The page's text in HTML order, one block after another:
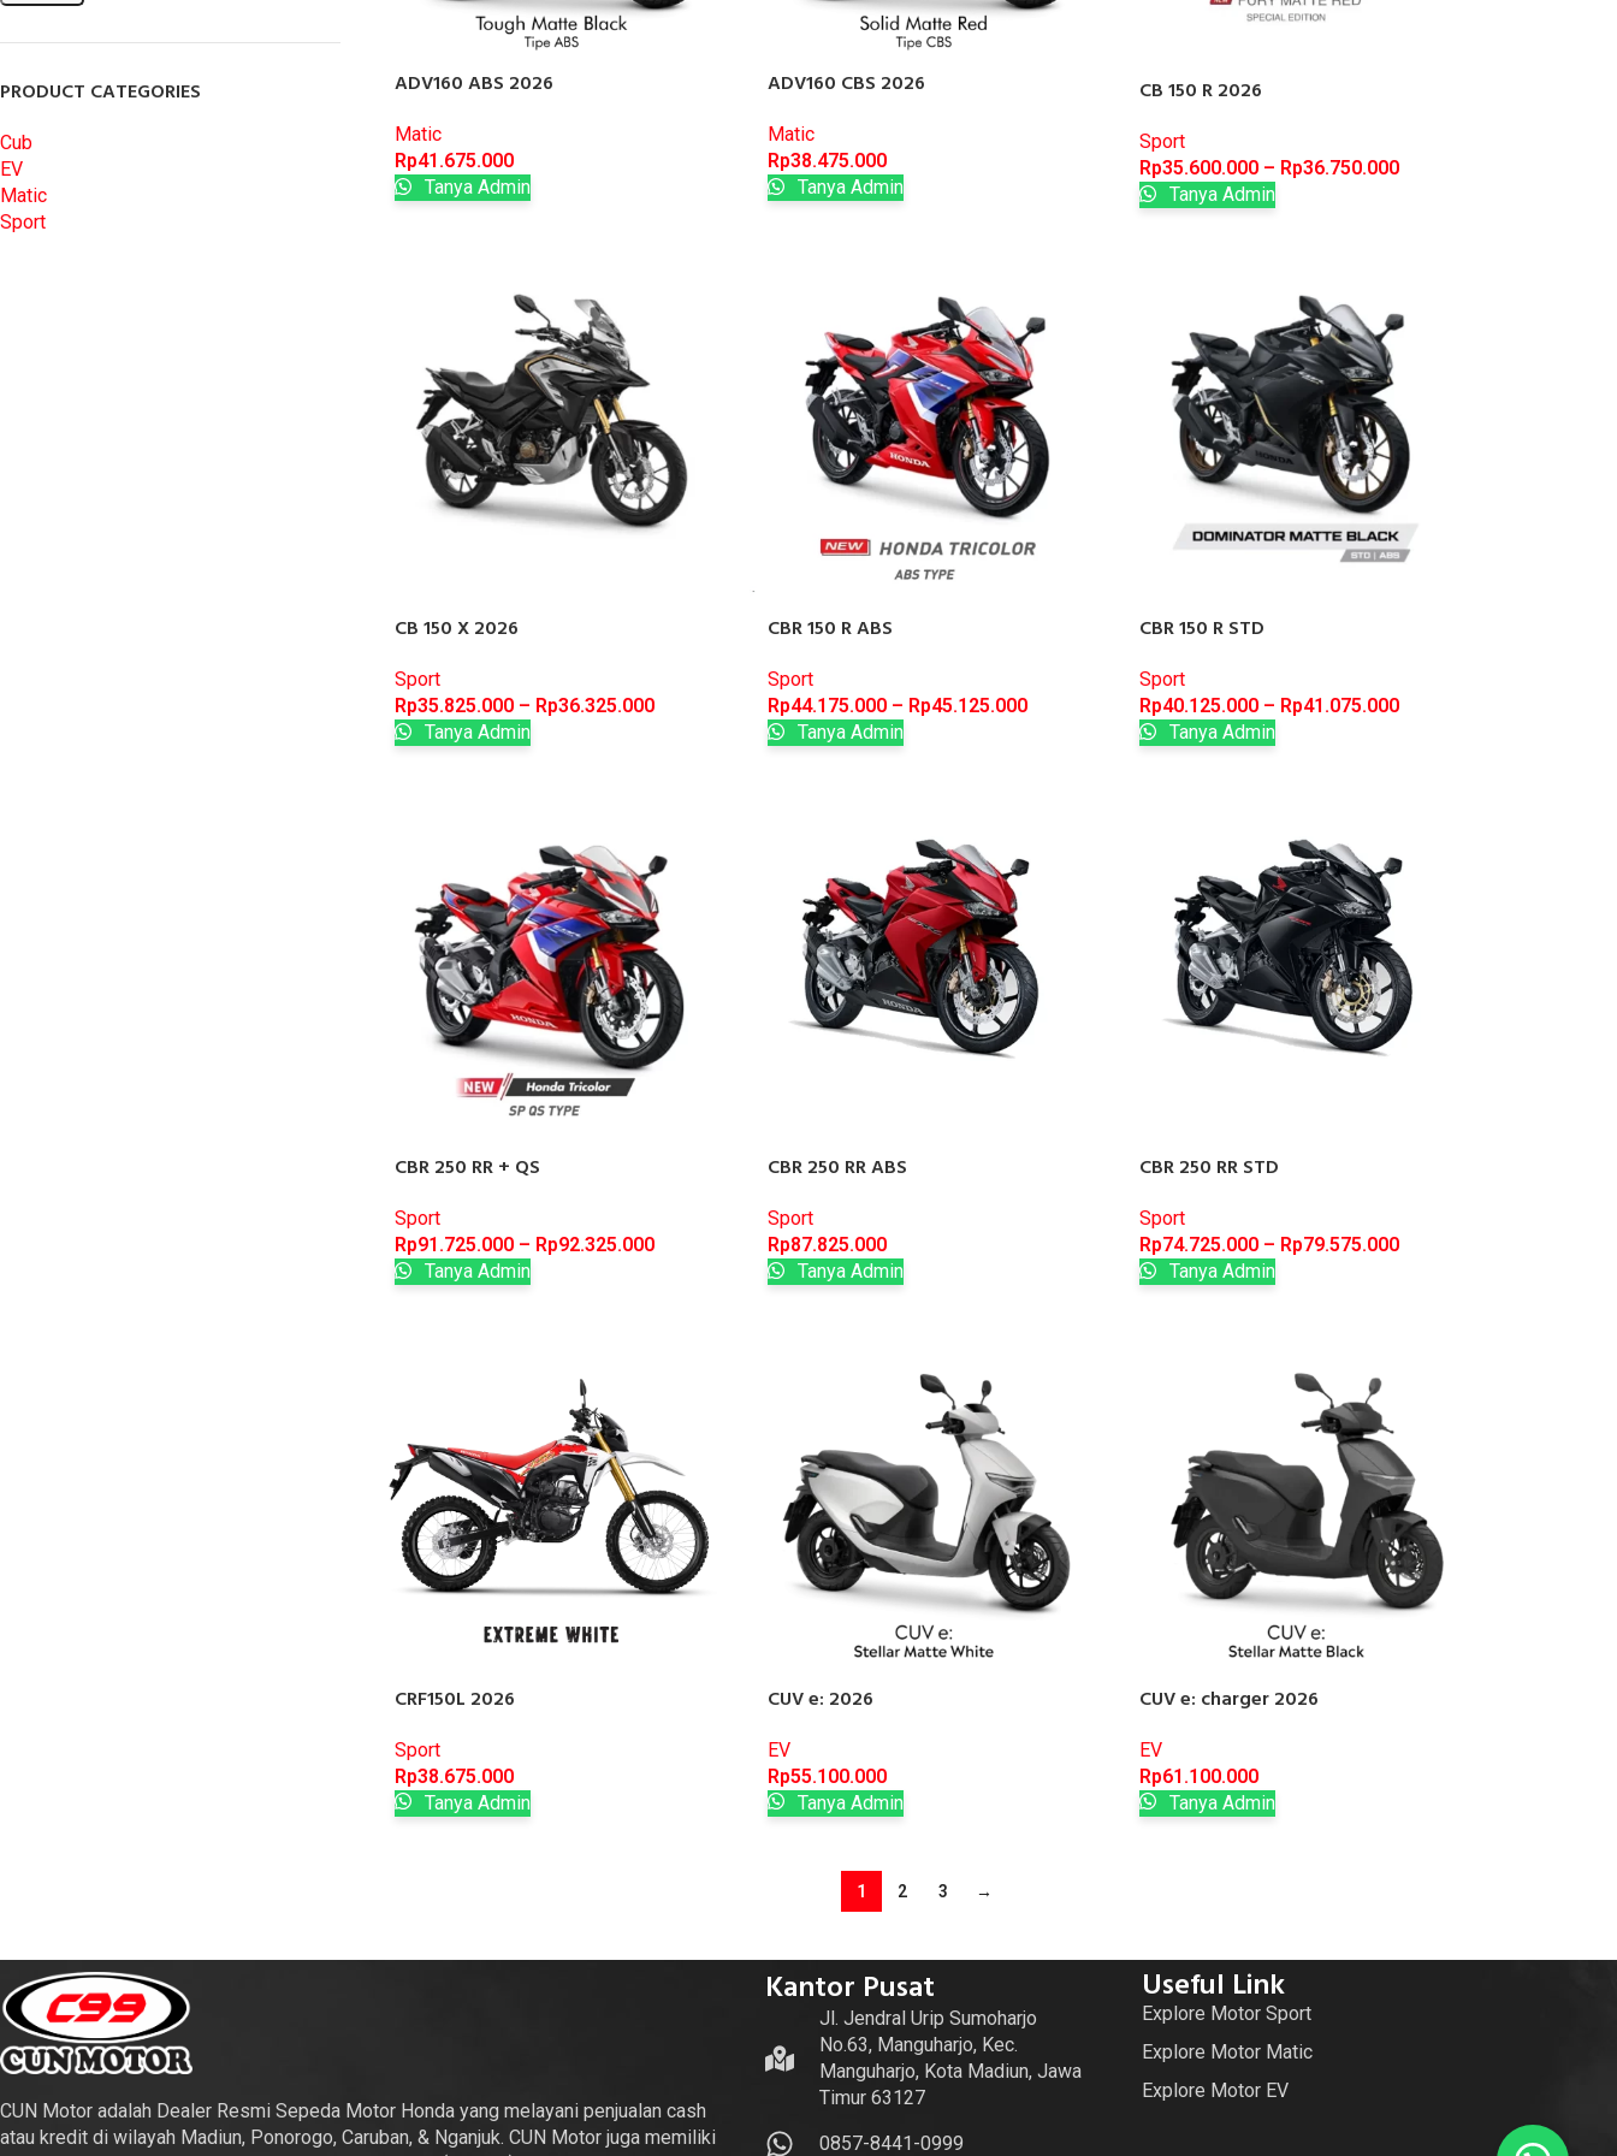
PRODUCT CATEGORIES
Cub
EV
Matic
Sport
ADV160 ABS 2026
Matic
Rp41.675.000
Tanya Admin
ADV160 CBS 2026
Matic
Rp38.475.000
Tanya Admin
CB 150 R 2026
Sport
Rp35.600.000 – Rp36.750.000
Tanya Admin
CB 150 X 2026
Sport
Rp35.825.000 – Rp36.325.000
Tanya Admin
CBR 150 R ABS
Sport
Rp44.175.000 – Rp45.125.000
Tanya Admin
CBR 150 R STD
Sport
Rp40.125.000 – Rp41.075.000
Tanya Admin
CBR 250 RR + QS
Sport
Rp91.725.000 – Rp92.325.000
Tanya Admin
CBR 250 RR ABS
Sport
Rp87.825.000
Tanya Admin
CBR 250 RR STD
Sport
Rp74.725.000 – Rp79.575.000
Tanya Admin
CRF150L 2026
Sport
Rp38.675.000
Tanya Admin
CUV e: 2026
EV
Rp55.100.000
Tanya Admin
CUV e: charger 2026
EV
Rp61.100.000
Tanya Admin
1 2 3 →
CUN Motor adalah Dealer Resmi Sepeda Motor Honda yang melayani penjualan cash
atau kredit di wilayah Madiun, Ponorogo, Caruban, & Nganjuk. CUN Motor juga memiliki
Kantor Pusat
Jl. Jendral Urip Sumoharjo
No.63, Manguharjo, Kec.
Manguharjo, Kota Madiun, Jawa
Timur 63127
0857-8441-0999
Useful Link
Explore Motor Sport
Explore Motor Matic
Explore Motor EV